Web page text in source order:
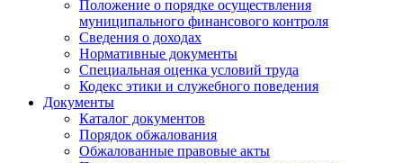
Положение о порядке осуществления
муниципального финансового контроля
Сведения о доходах
Нормативные документы
Специальная оценка условий труда
Кодекс этики и служебного поведения
Документы
Каталог документов
Порядок обжалования
Обжалованные правовые акты